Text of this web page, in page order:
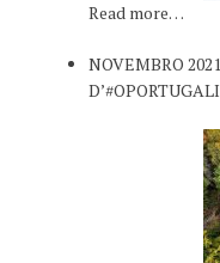
Read more…
NOVEMBRO